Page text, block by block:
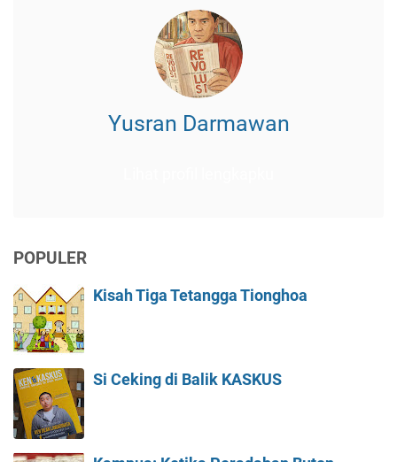
Yusran Darmawan
POPULER
Kisah Tiga Tetangga Tionghoa
Si Ceking di Balik KASKUS